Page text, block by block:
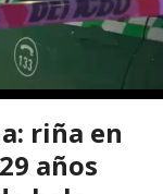
riña en
años